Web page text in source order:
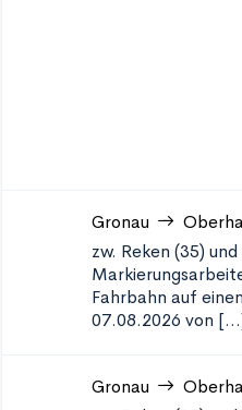
Gronau
zw. Reken (35)
Fahrbahn auf
07.08.2026 von
Gronau